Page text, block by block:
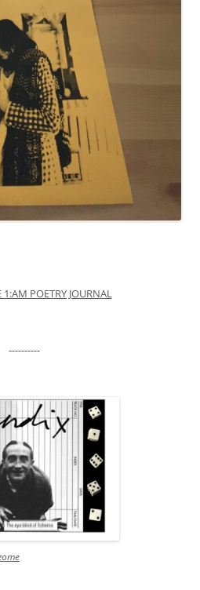
1:AM POETRY JOURNAL
----------